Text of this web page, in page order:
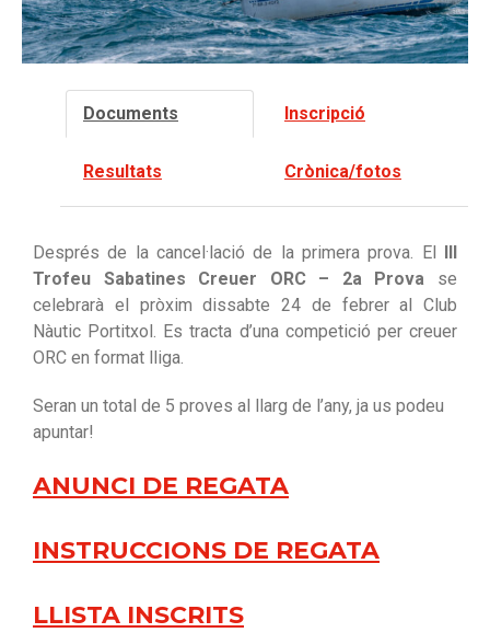
l’eclipsi solar amb seguretat
Mai és tard per a aprendre a
navegar. Inscriu-te a l’Escola
Maria de Lluc Bestard i Stepan
Plotnikov s’imposen en el XLVII
El V Trofeu Sabatines baixa el
Documents Inscripció
Resultats Crònica/fotos
Després de la cancel·lació de la primera prova. El III
Trofeu Sabatines Creuer ORC – 2a Prova se
celebrarà el pròxim dissabte 24 de febrer al Club
Nàutic Portitxol. Es tracta d’una competició per creuer
ORC en format lliga.
Seran un total de 5 proves al llarg de l’any, ja us podeu
apuntar!
ANUNCI DE REGATA
INSTRUCCIONS DE REGATA
LLISTA INSCRITS